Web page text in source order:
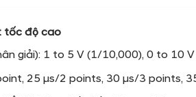
tốc độ cao
giải): 1 to 5 V (1/10,000), 0 to 10
25 μs/2 points, 30 μs/3 points,